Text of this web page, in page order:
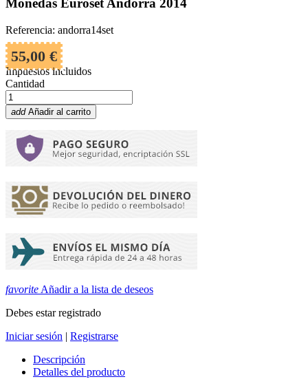
Monedas Euroset Andorra 2014
Referencia: andorra14set
55,00 €
Impuestos incluidos
Cantidad
add Añadir al carrito
favorite Añadir a la lista de deseos
Debes estar registrado
Iniciar sesión | Registrarse
Descripción
Detalles del producto